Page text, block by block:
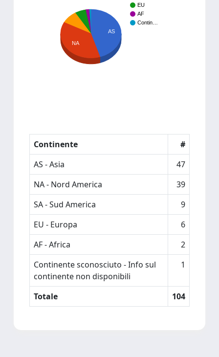
EU
AF
Contin…
AS
NA
Continente
#
AS - Asia
47
NA - Nord America
39
SA - Sud America
9
EU - Europa
6
AF - Africa
2
Continente sconosciuto - Info sul
continente non disponibili
1
Totale 104